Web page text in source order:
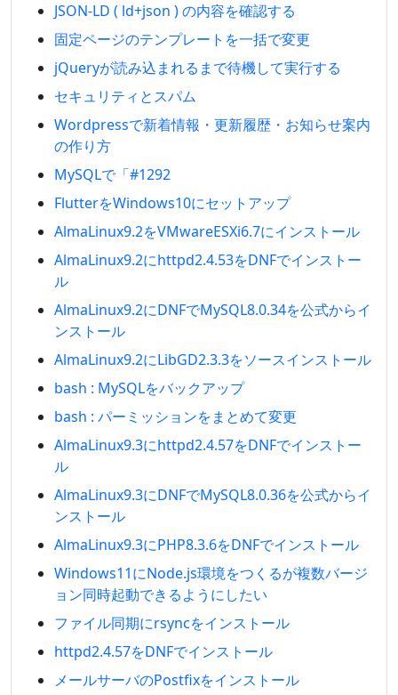
JSON-LD ( ld+json ) の内容を確認する
固定ページのテンプレートを一括で変更
jQueryが読み込まれるまで待機して実行する
セキュリティとスパム
Wordpressで新着情報・更新履歴・お知らせ案内
の作り方
MySQLで「#1292
FlutterをWindows10にセットアップ
AlmaLinux9.2をVMwareESXi6.7にインストール
AlmaLinux9.2にhttpd2.4.53をDNFでインストー
ル
AlmaLinux9.2にDNFでMySQL8.0.34を公式からイ
ンストール
AlmaLinux9.2にLibGD2.3.3をソースインストール
bash : MySQLをバックアップ
bash : パーミッションをまとめて変更
AlmaLinux9.3にhttpd2.4.57をDNFでインストー
ル
AlmaLinux9.3にDNFでMySQL8.0.36を公式からイ
ンストール
AlmaLinux9.3にPHP8.3.6をDNFでインストール
Windows11にNode.js環境をつくるが複数バージ
ョン同時起動できるようにしたい
ファイル同期にrsyncをインストール
httpd2.4.57をDNFでインストール
メールサーバのPostfixをインストール